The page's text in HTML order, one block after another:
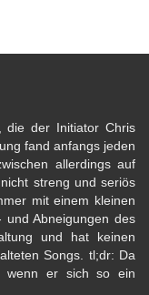
die der Initiator Chris
fand anfangs jeden
allerdings auf
streng und seriös
mit einem kleinen
und Abneigungen des
und hat keinen
Songs. tl;dr: Da
wenn er sich so ein